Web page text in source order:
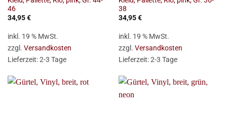
46
34,95€
inkl. 19 % MwSt.
zzgl. Versandkosten
Lieferzeit:2-3 Tage
38
34,95€
inkl. 19 % MwSt.
zzgl. Versandkosten
Lieferzeit:2-3 Tage